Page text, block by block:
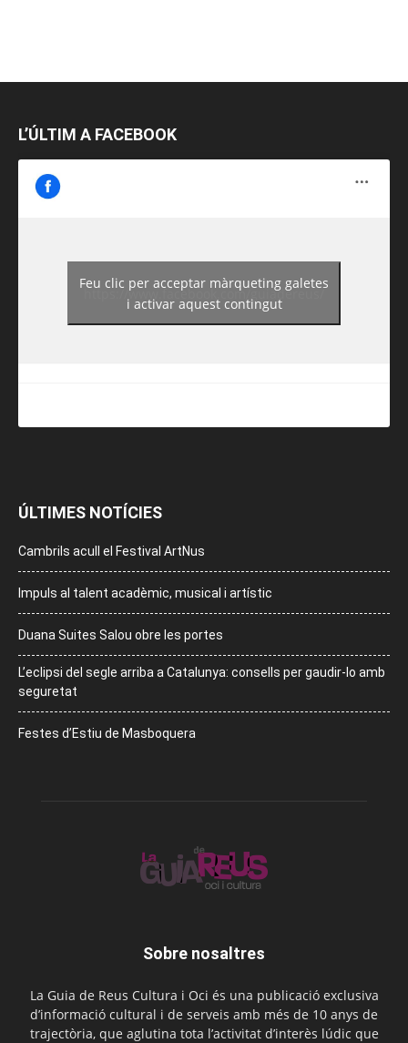
L’ÚLTIM A FACEBOOK
https://www.facebook.com/guiadereus/
Feu clic per acceptar màrqueting galetes
i activar aquest contingut
ÚLTIMES NOTÍCIES
Cambrils acull el Festival ArtNus
Impuls al talent acadèmic, musical i artístic
Duana Suites Salou obre les portes
L’eclipsi del segle arriba a Catalunya: consells per gaudir-lo amb
seguretat
Festes d’Estiu de Masboquera
Sobre nosaltres
La Guia de Reus Cultura i Oci és una publicació exclusiva
d’informació cultural i de serveis amb més de 10 anys de
trajectòria, que aglutina tota l’activitat d’interès lúdic que